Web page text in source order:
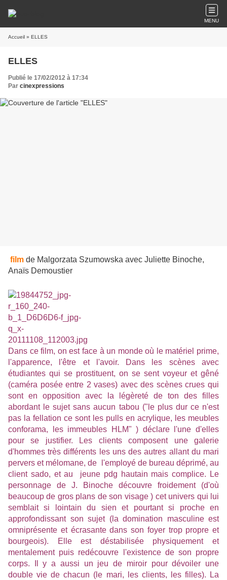
MENU
Accueil » ELLES
ELLES
Publié le 17/02/2012 à 17:34
Par cinexpressions
film de Malgorzata Szumowska avec Juliette Binoche,
Anaïs Demoustier
Dans ce film, on est face à un monde où le matériel prime,
l'apparence, l'être et l'avoir. Dans les scènes avec
étudiantes qui se prostituent, on se sent voyeur et gêné
(caméra posée entre 2 vases) avec des scènes crues qui
sont en opposition avec la légèreté de ton des filles
abordant le sujet sans aucun tabou ("le plus dur ce n'est
pas la fellation ce sont les pulls en acrylique, les meubles
conforama, les immeubles HLM" ) déclare l'une d'elles
pour se justifier. Les clients composent une galerie
d'hommes très différents les uns des autres allant du mari
pervers et mélomane, de l'employé de bureau déprimé, au
client sado, et au jeune pdg hautain mais complice. Le
personnage de J. Binoche découvre froidement (d'où
beaucoup de gros plans de son visage ) cet univers qui lui
semblait si lointain du sien et pourtant si proche en
approfondissant son sujet (la domination masculine est
omniprésente et écrasante dans son foyer trop propre et
bourgeois). Elle est déstabilisée physiquement et
mentalement puis redécouvre l'existence de son propre
corps. Il y a aussi un jeu de miroir pour dévoiler une
double vie de chacun (le mari, les clients, les filles). La